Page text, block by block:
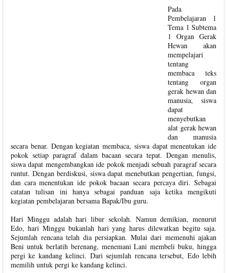
Pada
Pembelajaran 1
Tema 1 Subtema
1 Organ Gerak
Hewan akan
mempelajari
tentang
membaca teks
tentang organ
gerak hewan dan
manusia, siswa
dapat
menyebutkan
alat gerak hewan
dan manusia
secara benar. Dengan kegiatan membaca, siswa dapat menentukan ide
pokok setiap paragraf dalam bacaan secara tepat. Dengan menulis,
siswa dapat mengembangkan ide pokok menjadi sebuah paragraf secara
runtut. Dengan berdiskusi, siswa dapat menebutkan pengertian, fungsi,
dan cara menentukan ide pokok bacaan secara percaya diri. Sebagai
catatan tulisan ini hanya sebagai panduan saja ketika mengikuti
kegiatan pembelajaran bersama Bapak/Ibu guru.
Hari Minggu adalah hari libur sekolah. Namun demikian, menurut
Edo, hari Minggu bukanlah hari yang harus dilewatkan begitu saja.
Sejumlah rencana telah dia persiapkan. Mulai dari memenuhi ajakan
Beni untuk berlatih berenang, menemani Lani membeli buku, hingga
pergi ke kandang kelinci. Dari sejumlah rencana tersebut, Edo lebih
memilih untuk pergi ke kandang kelinci.